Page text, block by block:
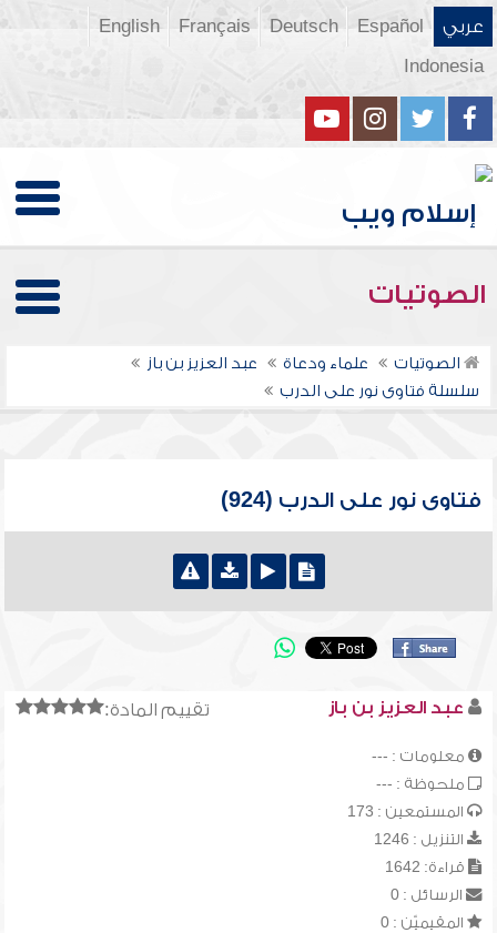
عربي Español
Deutsch
Français
English
Indonesia
الصوتيات
الصوتيات علماء ودعاة
عبد العزيز بن باز
سلسلة فتاوى نور على الدرب
فتاوى نور على الدرب (924)
تقييم المادة: عبد العزيز بن باز
معلومات : ---
ملحوظة : ---
المستمعين : 173
التنزيل : 1246
قراءة: 1642
الرسائل : 0
المقيميّن : 0